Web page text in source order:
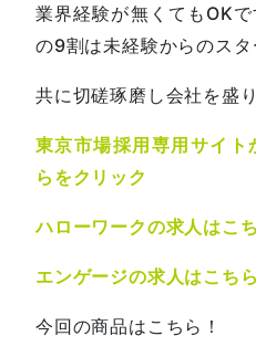
業界経験が無くてもOK
の9割は未経験からのスタ
共に切磋琢磨し会社を盛
東京市場採用専用サイト
らをクリック
ハローワークの求人はこ
エンゲージの求人はこち
今回の商品はこちら！